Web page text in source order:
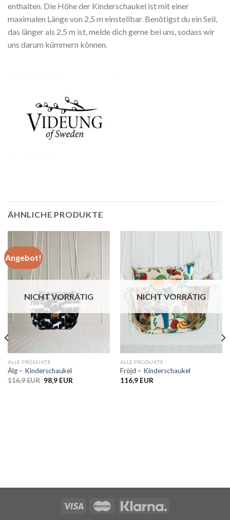
enthalten. Die Höhe der Kinderschaukel ist mit einer
maximalen Länge von 2,5 m einstellbar. Benötigst du ein Seil,
das länger als 2,5 m ist, melde dich gerne bei uns, sodass wir
uns darum kümmern können.
ÄHNLICHE PRODUKTE
Angebot!
NICHT VORRÄTIG
ALLE PRODUKTE
Älg – Kinderschaukel
116,9EUR Ursprünglicher
Preis
98,9 EURAktueller
NICHT VORRÄTIG
ALLE PRODUKTE
Fröjd – Kinderschaukel
116,9 EUR